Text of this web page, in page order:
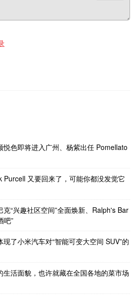
悦色即将进入广州、杨紫出任 Pomellato
Purcell 又要回来了，可能你都没发觉它
“兴趣社区空间”全面焕新、Ralph's Bar
吧”
了小米汽车对“智能可变大空间 SUV”的
生活面貌，也许就藏在全国各地的菜市场